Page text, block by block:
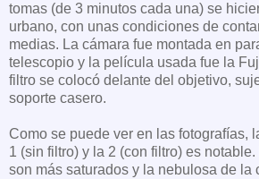
tomas (de 3 minutos cada una) se
urbano, con unas condiciones de
medias. La cámara fue montada en
telescopio y la película usada fue la
filtro se colocó delante del objetivo,
soporte casero.
Como se puede ver en las fotografías,
1 (sin filtro) y la 2 (con filtro) es
son más saturados y la nebulosa de la